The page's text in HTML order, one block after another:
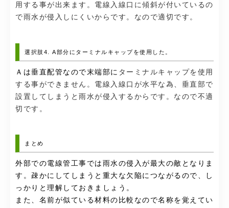
用する事が出来ます。電線入線口に傾斜が付いているの
で雨水が侵入しにくいからです。なので適切です。
選択肢4. A部分にターミナルキャップを使用した。
Ａは垂直配管なので末端部に ターミナルキャップを使用
する事ができません。電線入線口が水平な為、垂直部で
設置してしまうと雨水が侵入するからです。なので不適
切です。
まとめ
外部での電線管工事では雨水の侵入が最大の敵となりま
す。疎かにしてしまうと重大な欠陥につながるので、し
っかりと理解しておきましょう。
また、名前が似ている材料の比較なので名称を覚えてい